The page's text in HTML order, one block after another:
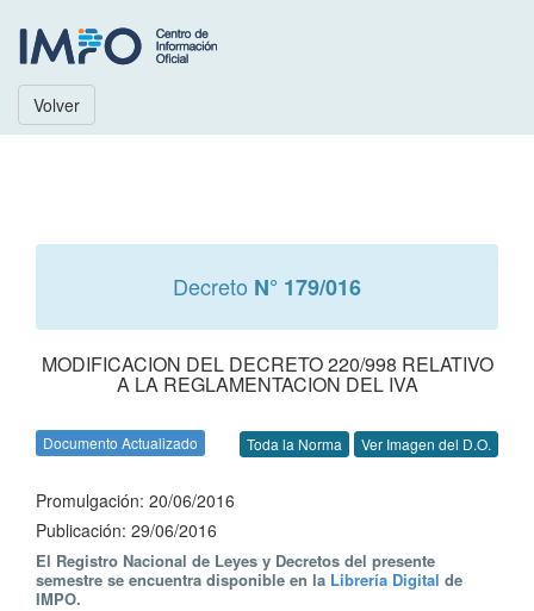
Volver
Decreto N° 179/016
MODIFICACION DEL DECRETO 220/998 RELATIVO
A LA REGLAMENTACION DEL IVA
Documento Actualizado Toda la Norma Ver Imagen del D.O.
Promulgación: 20/06/2016
Publicación: 29/06/2016
El Registro Nacional de Leyes y Decretos del presente
semestre se encuentra disponible en la Librería Digital de
IMPO.